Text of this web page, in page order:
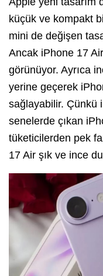
küçük ve kompakt
mini de değişen
Ancak iPhone 17
görünüyor. Ayrıca
yerine geçerek
sağlayabilir. Çünkü
senelerde çıkan
tüketicilerden pek
17 Air şık ve ince